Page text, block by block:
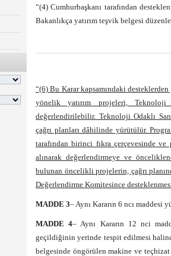
“(4) Cumhurbaşkanı tarafından
Bakanlıkça yatırım teşvik belgesi
“(6) Bu Karar kapsamındaki
yönelik yatırım projeleri, Teknoloji
değerlendirilebilir. Teknoloji Odaklı
çağrı planları dâhilinde yürütülür.
tarafından birinci fıkra çerçevesinde
alınarak değerlendirmeye ve
bulunan öncelikli projelerin, çağrı
Değerlendirme Komitesince
MADDE 3– Aynı Kararın 6 ncı maddesi
MADDE 4– Aynı Kararın 12 nci
geçildiğinin yerinde tespit edilmesi
belgesinde öngörülen makine ve